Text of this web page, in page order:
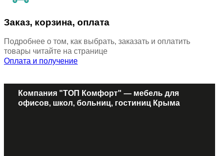
Заказ, корзина, оплата
Подробнее о том, как выбрать, заказать и оплатить
товары читайте на странице
Оплата и получение
Компания "ТОП Комфорт" — мебель для
офисов, школ, больниц, гостиниц Крыма